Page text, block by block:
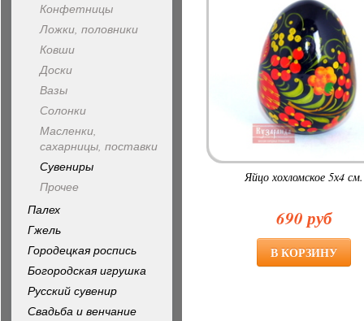
Яйцо хохломское 5х4 см.
690 руб
Конфетницы
Ложки, половники
Ковши
Доски
Вазы
Солонки
Масленки,
сахарницы, поставки
Сувениры
Прочее
Палех
Гжель
Городецкая роспись
Богородская игрушка
Русский сувенир
Свадьба и венчание